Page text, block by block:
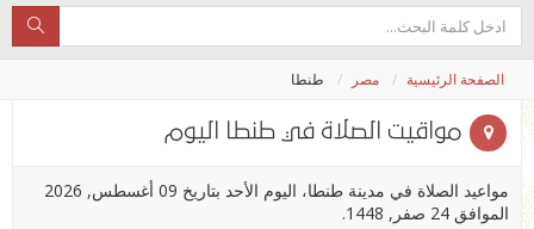
الصفحة الرئيسية مصر طنطا
مواقيت الصلاة في طنطا اليوم
مواعيد الصلاة في مدينة طنطا، اليوم الأحد بتاريخ 09 أغسطس, 2026
الموافق 24 صفر, 1448.